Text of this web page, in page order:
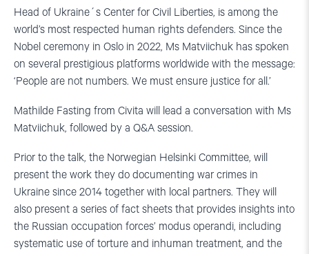
Head of Ukraine´s Center for Civil Liberties, is among the
world’s most respected human rights defenders. Since the
Nobel ceremony in Oslo in 2022, Ms Matviichuk has spoken
on several prestigious platforms worldwide with the message:
‘People are not numbers. We must ensure justice for all.’
Mathilde Fasting from Civita will lead a conversation with Ms
Matviichuk, followed by a Q&A session.
Prior to the talk, the Norwegian Helsinki Committee, will
present the work they do documenting war crimes in
Ukraine since 2014 together with local partners. They will
also present a series of fact sheets that provides insights into
the Russian occupation forces’ modus operandi, including
systematic use of torture and inhuman treatment, and the